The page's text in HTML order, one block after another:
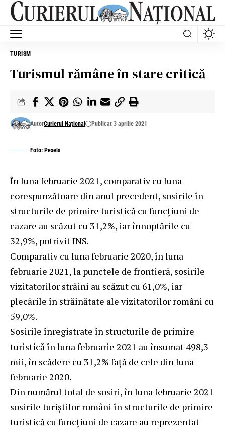
TURISM
Turismul rămâne în stare critică
AutorCurierul Național Publicat 3 aprilie 2021
Foto: Pexels
În luna februarie 2021, comparativ cu luna
corespunzătoare din anul precedent, sosirile în
structurile de primire turistică cu funcţiuni de
cazare au scăzut cu 31,2%, iar înnoptările cu
32,9%, potrivit INS.
Comparativ cu luna februarie 2020, în luna
februarie 2021, la punctele de frontieră, sosirile
vizitatorilor străini au scăzut cu 61,0%, iar
plecările în străinătate ale vizitatorilor români cu
59,0%.
Sosirile înregistrate în structurile de primire
turistică în luna februarie 2021 au însumat 498,3
mii, în scădere cu 31,2% faţă de cele din luna
februarie 2020.
Din numărul total de sosiri, în luna februarie 2021
sosirile turiştilor români în structurile de primire
turistică cu funcţiuni de cazare au reprezentat